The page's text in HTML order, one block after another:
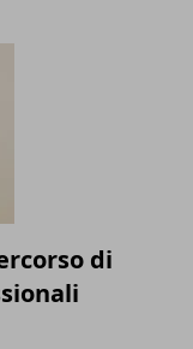
di